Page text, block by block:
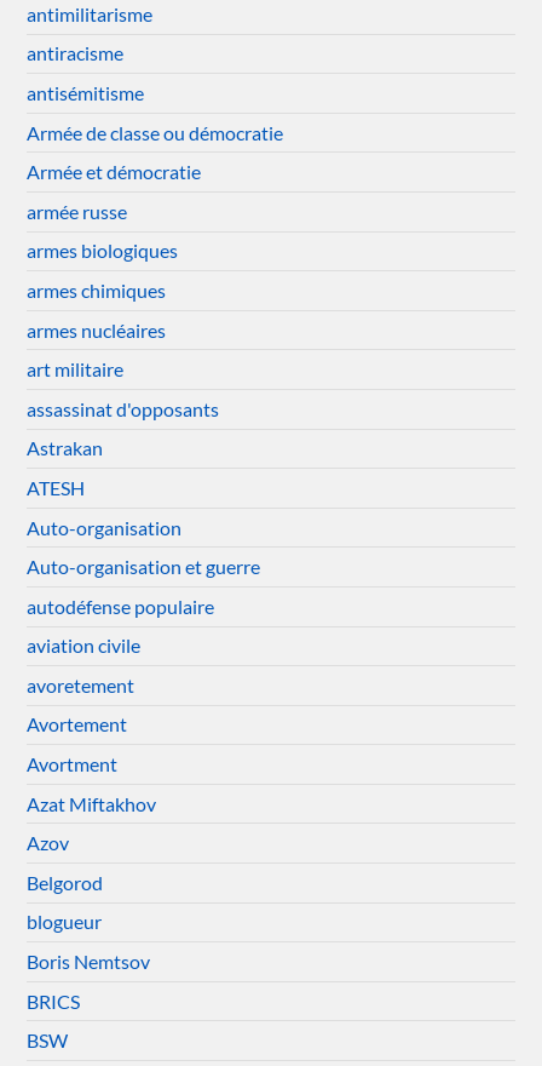
antimilitarisme
antiracisme
antisémitisme
Armée de classe ou démocratie
Armée et démocratie
armée russe
armes biologiques
armes chimiques
armes nucléaires
art militaire
assassinat d'opposants
Astrakan
ATESH
Auto-organisation
Auto-organisation et guerre
autodéfense populaire
aviation civile
avoretement
Avortement
Avortment
Azat Miftakhov
Azov
Belgorod
blogueur
Boris Nemtsov
BRICS
BSW